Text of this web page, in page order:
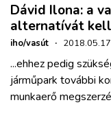
Dávid Ilona: a
alternatívát
iho/vasút ·
...ehhez pedig
járműpark további
munkaerő